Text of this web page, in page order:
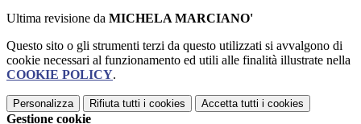
Ultima revisione da MICHELA MARCIANO'
Questo sito o gli strumenti terzi da questo utilizzati si avvalgono di
cookie necessari al funzionamento ed utili alle finalità illustrate nella
COOKIE POLICY.
Personalizza Rifiuta tutti i cookies Accetta tutti i cookies
Gestione cookie